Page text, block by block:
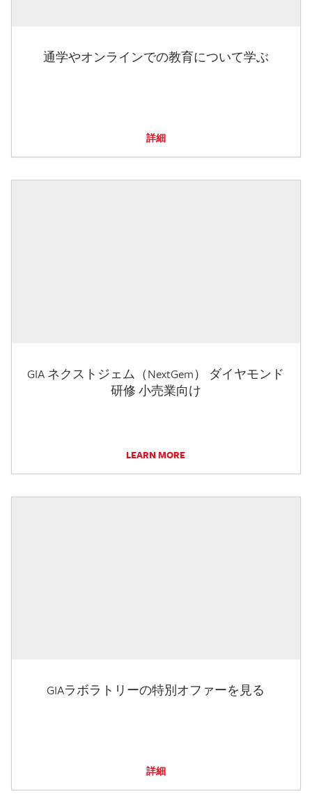
通学やオンラインでの教育について学ぶ
詳細
GIA ネクストジェム（NextGem） ダイヤモンド
研修 小売業向け
LEARN MORE
GIAラボラトリーの特別オファーを見る
詳細